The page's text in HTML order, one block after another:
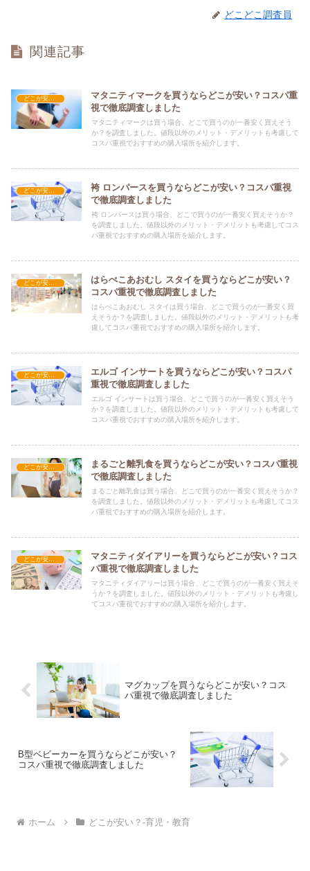
どこどこ調査員
関連記事
どこが安い？-育児・教育
マタニティマークを買うならどこが安い？コスパ重
視で徹底調査しました
マタニティマークは買う場合、どこで買うのが一番安く買えそう
か？を調査しました。値段以外のメリット・デメリットも考慮して
コスパ重視でおすすめの購入場所を紹介します。
どこが安い？-育児・教育
袴 ロンパースを買うならどこが安い？コスパ重視
で徹底調査しました
袴 ロンパースは買う場合、どこで買うのが一番安く買えそうか？
を調査しました。値段以外のメリット・デメリットも考慮してコス
パ重視でおすすめの購入場所を紹介します。
どこが安い？-育児・教育
はらぺこあおむし スタイを買うならどこが安い？
コスパ重視で徹底調査しました
はらぺこあおむし スタイは買う場合、どこで買うのが一番安く買
えそうか？を調査しました。値段以外のメリット・デメリットも考
慮してコスパ重視でおすすめの購入場所を紹介します。
どこが安い？-育児・教育
エルゴ インサートを買うならどこが安い？コスパ
重視で徹底調査しました
エルゴ インサートは買う場合、どこで買うのが一番安く買えそう
か？を調査しました。値段以外のメリット・デメリットも考慮して
コスパ重視でおすすめの購入場所を紹介します。
まるごと離乳食を買うならどこが安い？コスパ重視
で徹底調査しました
まるごと離乳食は買う場合、どこで買うのが一番安く買えそうか？
を調査しました。値段以外のメリット・デメリットも考慮してコス
パ重視でおすすめの購入場所を紹介します。
マタニティダイアリーを買うならどこが安い？コス
パ重視で徹底調査しました
マタニティダイアリーは買う場合、どこで買うのが一番安く買えそ
うか？を調査しました。値段以外のメリット・デメリットも考慮し
てコスパ重視でおすすめの購入場所を紹介します。
マグカップを買うならどこが安い？コス
パ重視で徹底調査しました
B型ベビーカーを買うならどこが安い？
コスパ重視で徹底調査しました
ホーム どこが安い？-育児・教育